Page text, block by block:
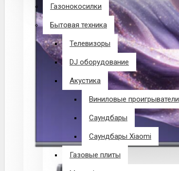
Газонокосилки
Бытовая техника
Телевизоры
DJ оборудование
Акустика
Виниловые проигрыватели
Саундбары
Саундбары Xiaomi
Газовые плиты